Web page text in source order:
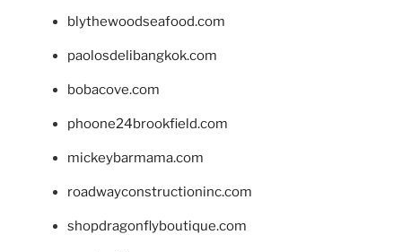
blythewoodseafood.com
paolosdelibangkok.com
bobacove.com
phoone24brookfield.com
mickeybarmama.com
roadwayconstructioninc.com
shopdragonflyboutique.com